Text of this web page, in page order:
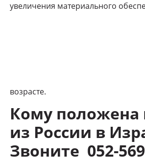
увеличения материального
возрасте.
Кому положена
из России в
Звоните 052-